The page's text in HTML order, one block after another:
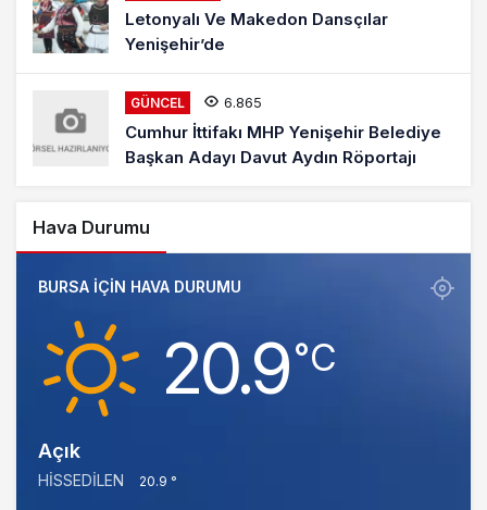
Letonyalı Ve Makedon Dansçılar
Yenişehir’de
GÜNCEL 6.865
Cumhur İttifakı MHP Yenişehir Belediye
Başkan Adayı Davut Aydın Röportajı
Hava Durumu
BURSA IÇIN HAVA DURUMU
20.9‎°C
Açık
HISSEDILEN 20.9 °